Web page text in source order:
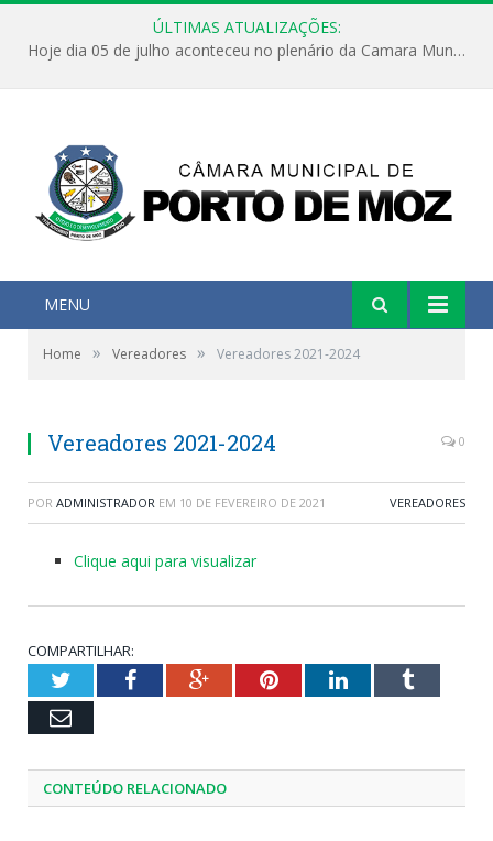
ÚLTIMAS ATUALIZAÇÕES:
Hoje dia 05 de julho aconteceu no plenário da Camara Municipal de Porto de Moz a Sessão Solene de Abertura dos Trabalhos Legislativos 2º Período da 23ª Legislatura
MENU
Home » Vereadores » Vereadores 2021-2024
Vereadores 2021-2024 0
POR ADMINISTRADOR EM 10 DE FEVEREIRO DE 2021 VEREADORES
Clique aqui para visualizar
COMPARTILHAR:
TwitterFacebookGoogle+PinterestLinkedInTumblr
Email
CONTEÚDO RELACIONADO